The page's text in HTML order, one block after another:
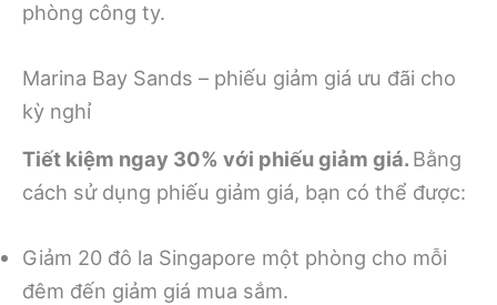
phòng công ty.
Marina Bay Sands – phiếu giảm giá ưu đãi cho
kỳ nghỉ
Tiết kiệm ngay 30% với phiếu giảm giá. Bằng
cách sử dụng phiếu giảm giá, bạn có thể được:
Giảm 20 đô la Singapore một phòng cho mỗi
đêm đến giảm giá mua sắm.